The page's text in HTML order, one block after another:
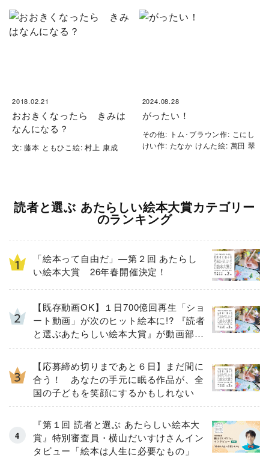
2018.02.21
おおきくなったら きみは
なんになる？
文: 藤本 ともひこ絵: 村上 康成
2024.08.28
がったい！
その他: トム･ブラウン作: こにし
けい作: たなか けんた絵: 萬田 翠
読者と選ぶ あたらしい絵本大賞カテゴリー
のランキング
「絵本って自由だ」—第２回 あたらし
い絵本大賞 26年春開催決定！
【既存動画OK】１日700億回再生「ショ
ート動画」が次のヒット絵本に!? 『読者
と選ぶあたらしい絵本大賞』が動画部門
の募集を強化！
【応募締め切りまであと６日】まだ間に
合う！ あなたの手元に眠る作品が、全
国の子どもを笑顔にするかもしれない
『第１回 読者と選ぶ あたらしい絵本大
賞』特別審査員・横山だいすけさんイン
タビュー「絵本は人生に必要なもの」